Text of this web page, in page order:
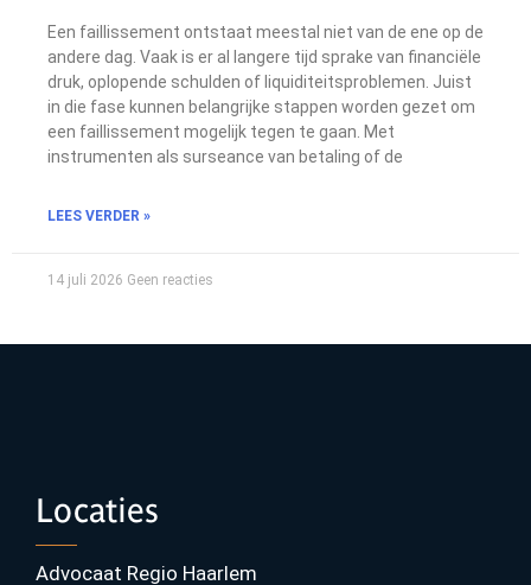
Een faillissement ontstaat meestal niet van de ene op de
andere dag. Vaak is er al langere tijd sprake van financiële
druk, oplopende schulden of liquiditeitsproblemen. Juist
in die fase kunnen belangrijke stappen worden gezet om
een faillissement mogelijk tegen te gaan. Met
instrumenten als surseance van betaling of de
LEES VERDER »
14 juli 2026 Geen reacties
Locaties
Advocaat Regio Haarlem